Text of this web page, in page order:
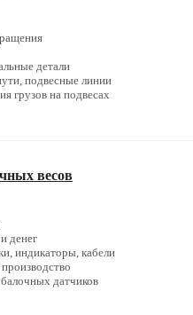
детали
подвесные линии
грузов на подвесах
весов
денег
индикаторы, кабели
датчиков